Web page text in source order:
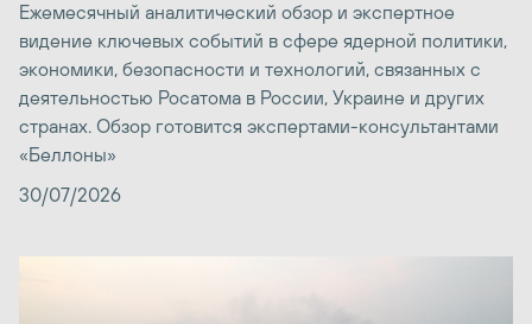
Ежемесячный аналитический обзор и экспертное
видение ключевых событий в сфере ядерной политики,
экономики, безопасности и технологий, связанных с
деятельностью Росатома в России, Украине и других
странах. Обзор готовится экспертами-консультантами
«Беллоны»
30/07/2026